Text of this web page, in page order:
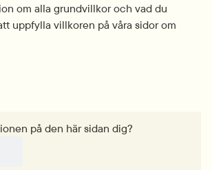
om alla grundvillkor och vad du
uppfylla villkoren på våra sidor om
på den här sidan dig?